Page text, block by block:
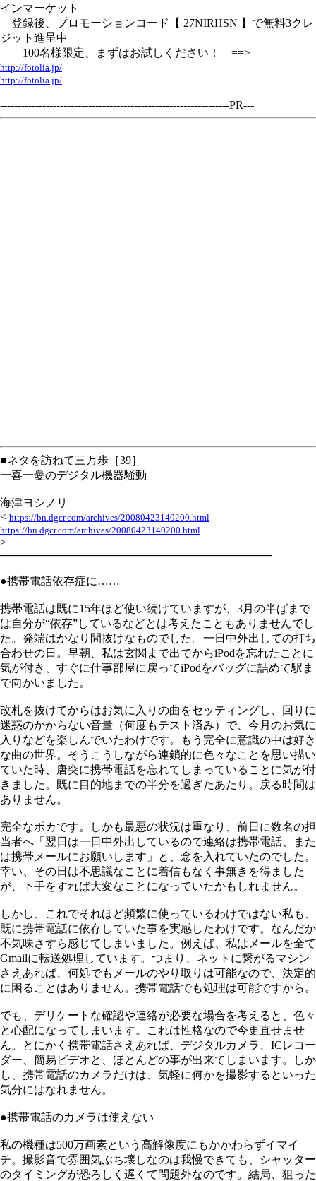
インマーケット
登録後、プロモーションコード【 27NIRHSN 】で無料3クレ
ジット進呈中
100名様限定、まずはお試しください！ ==>
http://fotolia.jp/
http://fotolia.jp/
-----------------------------------------------------------------PR---
■ネタを訪ねて三万歩［39］
一喜一憂のデジタル機器騒動
海津ヨシノリ
< https://bn.dgcr.com/archives/20080423140200.html
https://bn.dgcr.com/archives/20080423140200.html
>
───────────────────────────────────
●携帯電話依存症に……
携帯電話は既に15年ほど使い続けていますが、3月の半ばまで
は自分が“依存”しているなどとは考えたこともありませんでし
た。発端はかなり間抜けなものでした。一日中外出しての打ち
合わせの日。早朝、私は玄関まで出てからiPodを忘れたことに
気が付き、すぐに仕事部屋に戻ってiPodをバッグに詰めて駅ま
で向かいました。
改札を抜けてからはお気に入りの曲をセッティングし、回りに
迷惑のかからない音量（何度もテスト済み）で、今月のお気に
入りなどを楽しんでいたわけです。もう完全に意識の中は好き
な曲の世界。そうこうしながら連鎖的に色々なことを思い描い
ていた時、唐突に携帯電話を忘れてしまっていることに気が付
きました。既に目的地までの半分を過ぎたあたり。戻る時間は
ありません。
完全なポカです。しかも最悪の状況は重なり、前日に数名の担
当者へ「翌日は一日中外出しているので連絡は携帯電話、また
は携帯メールにお願いします」と、念を入れていたのでした。
幸い、その日は不思議なことに着信もなく事無きを得ました
が、下手をすれば大変なことになっていたかもしれません。
しかし、これでそれほど頻繁に使っているわけではない私も、
既に携帯電話に依存していた事を実感したわけです。なんだか
不気味さすら感じてしまいました。例えば、私はメールを全て
Gmailに転送処理しています。つまり、ネットに繋がるマシン
さえあれば、何処でもメールのやり取りは可能なので、決定的
に困ることはありません。携帯電話でも処理は可能ですから。
でも、デリケートな確認や連絡が必要な場合を考えると、色々
と心配になってしまいます。これは性格なので今更直せませ
ん。とにかく携帯電話さえあれば、デジタルカメラ、ICレコー
ダー、簡易ビデオと、ほとんどの事が出来てしまいます。しか
し、携帯電話のカメラだけは、気軽に何かを撮影するといった
気分にはなれません。
●携帯電話のカメラは使えない
私の機種は500万画素という高解像度にもかかわらずイマイ
チ。撮影音で雰囲気ぶち壊しなのは我慢できても、シャッター
のタイミングが恐ろしく遅くて問題外なのです。結局、狙った